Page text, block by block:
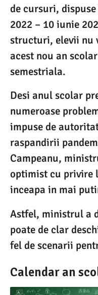
de cursuri,
2022 – 10 iunie
structuri, elevii nu
acest nou an
semestriala.
Desi anul scolar
numeroase
impuse de
raspandirii
Campeanu,
optimist cu privire
inceapa in mai
Astfel, ministrul a
poate de clar
fel de scenarii
Calendar an